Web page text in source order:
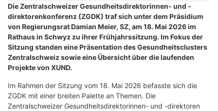
Die Zentralschweizer Gesundheitsdirektorinnen- und -
direktorenkonferenz (ZGDK) traf sich unter dem Präsidium
von Regierungsrat Damian Meier, SZ, am 18. Mai 2026 im
Rathaus in Schwyz zu ihrer Frühjahrssitzung. Im Fokus der
Sitzung standen eine Präsentation des Gesundheitsclusters
Zentralschweiz sowie eine Übersicht über die laufenden
Projekte von XUND.
Im Rahmen der Sitzung vom 18. Mai 2026 befasste sich die
ZGDK mit einer breiten Palette an Themen. Die
Zentralschweizer Gesundheitsdirektorinnen- und -direktoren